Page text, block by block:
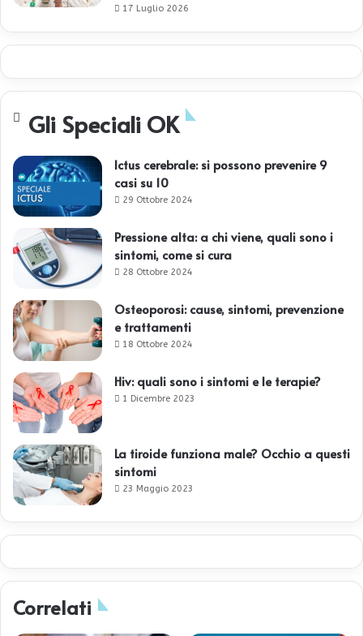
17 Luglio 2026
Gli Speciali OK
Ictus cerebrale: si possono prevenire 9
casi su 10
29 Ottobre 2024
Pressione alta: a chi viene, quali sono i
sintomi, come si cura
28 Ottobre 2024
Osteoporosi: cause, sintomi, prevenzione
e trattamenti
18 Ottobre 2024
Hiv: quali sono i sintomi e le terapie?
1 Dicembre 2023
La tiroide funziona male? Occhio a questi
sintomi
23 Maggio 2023
Correlati